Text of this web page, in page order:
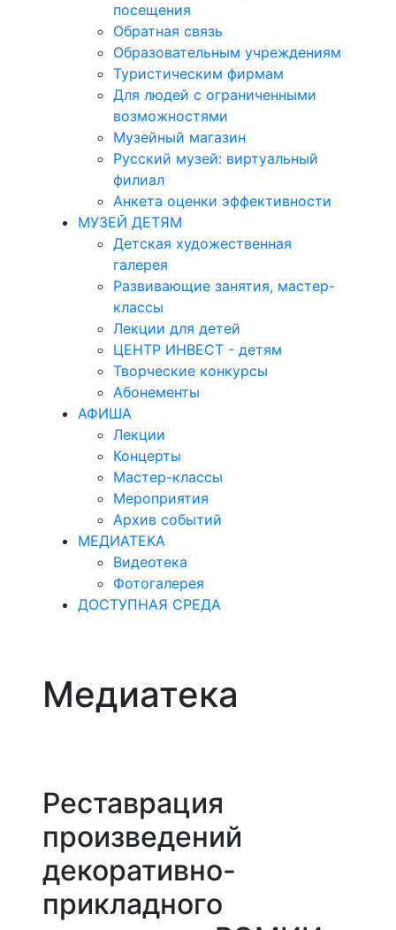
посещения
Обратная связь
Образовательным учреждениям
Туристическим фирмам
Для людей с ограниченными
возможностями
Музейный магазин
Русский музей: виртуальный
филиал
Анкета оценки эффективности
МУЗЕЙ ДЕТЯМ
Детская художественная
галерея
Развивающие занятия, мастер-
классы
Лекции для детей
ЦЕНТР ИНВЕСТ - детям
Творческие конкурсы
Абонементы
АФИША
Лекции
Концерты
Мастер-классы
Мероприятия
Архив событий
МЕДИАТЕКА
Видеотека
Фотогалерея
ДОСТУПНАЯ СРЕДА
Медиатека
Реставрация
произведений
декоративно-
прикладного